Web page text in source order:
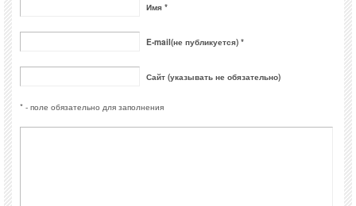
Имя *
E-mail(не публикуется) *
Сайт (указывать не обязательно)
* - поле обязательно для заполнения